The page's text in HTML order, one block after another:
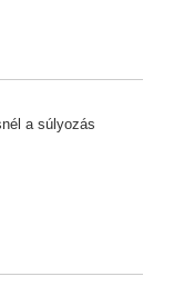
a súlyozás